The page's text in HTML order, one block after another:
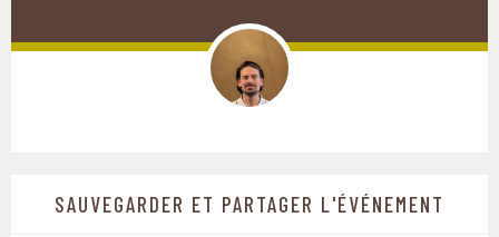
SAUVEGARDER ET PARTAGER L'ÉVÉNEMENT